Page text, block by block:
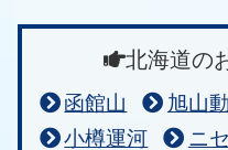
北海道の
函館山 旭山
小樽運河
ニ